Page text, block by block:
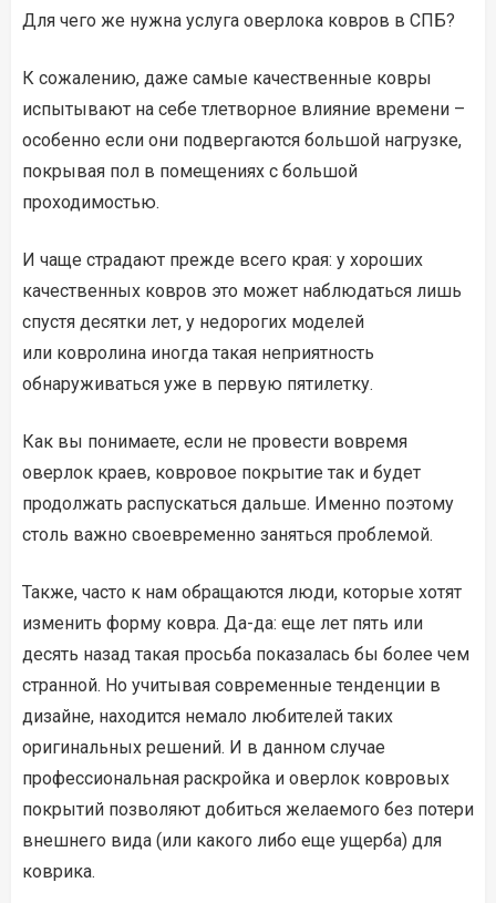
Для чего же нужна услуга оверлока ковров в СПБ?
К сожалению, даже самые качественные ковры
испытывают на себе тлетворное влияние времени –
особенно если они подвергаются большой нагрузке,
покрывая пол в помещениях с большой
проходимостью.
И чаще страдают прежде всего края: у хороших
качественных ковров это может наблюдаться лишь
спустя десятки лет, у недорогих моделей
или ковролина иногда такая неприятность
обнаруживаться уже в первую пятилетку.
Как вы понимаете, если не провести вовремя
оверлок краев, ковровое покрытие так и будет
продолжать распускаться дальше. Именно поэтому
столь важно своевременно заняться проблемой.
Также, часто к нам обращаются люди, которые хотят
изменить форму ковра. Да-да: еще лет пять или
десять назад такая просьба показалась бы более чем
странной. Но учитывая современные тенденции в
дизайне, находится немало любителей таких
оригинальных решений. И в данном случае
профессиональная раскройка и оверлок ковровых
покрытий позволяют добиться желаемого без потери
внешнего вида (или какого либо еще ущерба) для
коврика.